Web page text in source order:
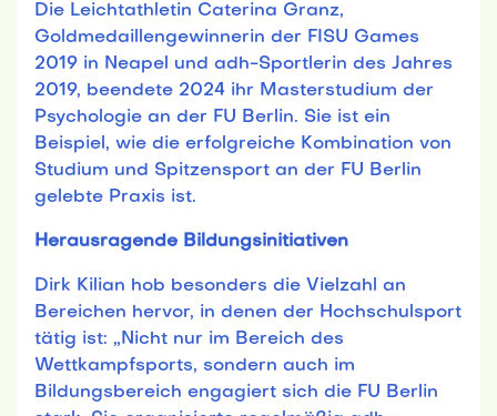
Die Leichtathletin Caterina Granz,
Goldmedaillengewinnerin der FISU Games
2019 in Neapel und adh-Sportlerin des Jahres
2019, beendete 2024 ihr Masterstudium der
Psychologie an der FU Berlin. Sie ist ein
Beispiel, wie die erfolgreiche Kombination von
Studium und Spitzensport an der FU Berlin
gelebte Praxis ist.
Herausragende Bildungsinitiativen
Dirk Kilian hob besonders die Vielzahl an
Bereichen hervor, in denen der Hochschulsport
tätig ist: „Nicht nur im Bereich des
Wettkampfsports, sondern auch im
Bildungsbereich engagiert sich die FU Berlin